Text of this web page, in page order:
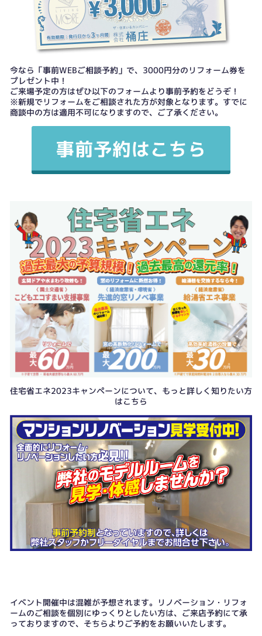
今なら「事前WEBご相談予約」で、3000円分のリフォーム券を
プレゼント中！
ご来場予定の方はぜひ以下のフォームより事前予約をどうぞ！
※新規でリフォームをご相談された方が対象となります。すでに
商談中の方は適用不可になりますので、ご了承ください。
住宅省エネ2023キャンペーンについて、もっと詳しく知りたい方
はこちら
イベント開催中は混雑が予想されます。リノベーション・リフォ
ームのご相談を個別にゆっくりとしたい方は、 ご来店予約にて承
っておりますので、そちらよりご予約をお願いいたします。